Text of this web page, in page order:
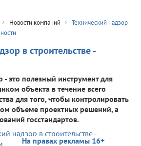
Новости компаний
Технический надзор
в строительстве -
- это полезный инструмент для
объекта в течение всего
для того, чтобы контролировать
объеме проектных решений, а
госстандартов.
На правах рекламы 16+